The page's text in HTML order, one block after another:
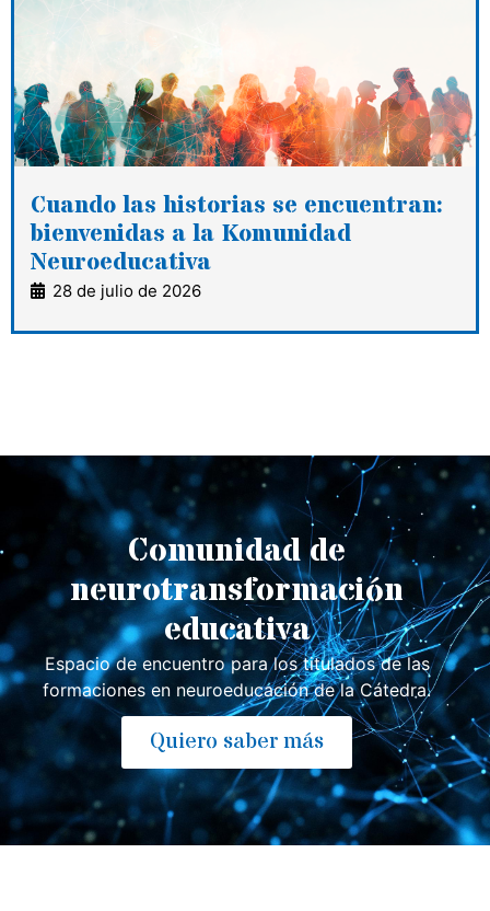
Cuando las historias se encuentran:
bienvenidas a la Komunidad
Neuroeducativa
28 de julio de 2026
Comunidad de
neurotransformación
educativa
Espacio de encuentro para los titulados de las
formaciones en neuroeducación de la Cátedra.
Quiero saber más